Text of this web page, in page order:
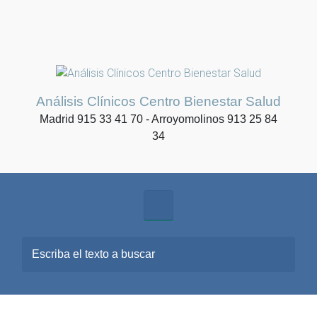
Análisis Clínicos Centro Bienestar Salud
Madrid 915 33 41 70 - Arroyomolinos 913 25 84
34